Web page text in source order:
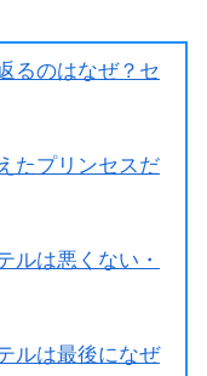
るのはなぜ？セ
たプリンセスだ
ルは悪くない・
ルは最後になぜ